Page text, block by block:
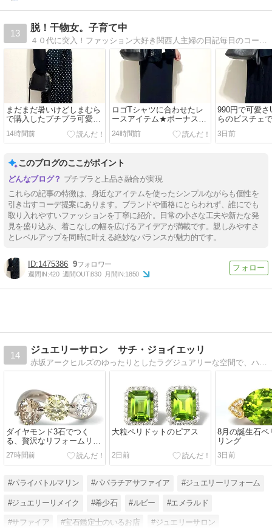
13
脱！干物女。子育て中
４０代に突入！ファッション大好き関西人主婦の日記毎日のコーデ・プチプラショッピング・アラフォー中学生女の子のママです。
まだまだ暑いけどしまむら
で購入したプチプラ可愛い
秋アイテム
14時間前
ロゴTシャツに合わせたレ
ースアイテム★ボーナスを
もらって買ったもの
24時間前
990円で可愛さ
らのビスチェ
コーデ
3日前
このブログのここがポイント
プチプラと上品さ融合が実現
これらの記事の特徴は、身近なアイテムを使ったシンプルながらも個性を
引き出すコーデ提案にあります。ブランドや価格にとらわれず、誰にでも
取り入れやすいファッションを丁寧に紹介。日常の小さな工夫や新たな発
見を盛り込み、着こなしの幅を広げるアイデアが満載です。親しみやすさ
とレベルアップを同時に叶える絶妙なバランスが魅力的です。
1475386 9
週間IN:420 週間OUT:830 月間IN:1850
14
ジュエリーサロン サチ・ジョイエッリ
ダイヤモンド3石でつく
る、贅沢なリフォームリン
27時間前
大粒ペリドットのピアス
2日前
8月の誕生石ペ
リング
3日前
#パライバトルマリン #パパラチアサファイア #ジュエリーリフォーム
#ジュエリーリメイク #希少石 #ルビー #エメラルド
#サファイア #宝石鑑定士のいるお店 #ジュエリーサロン